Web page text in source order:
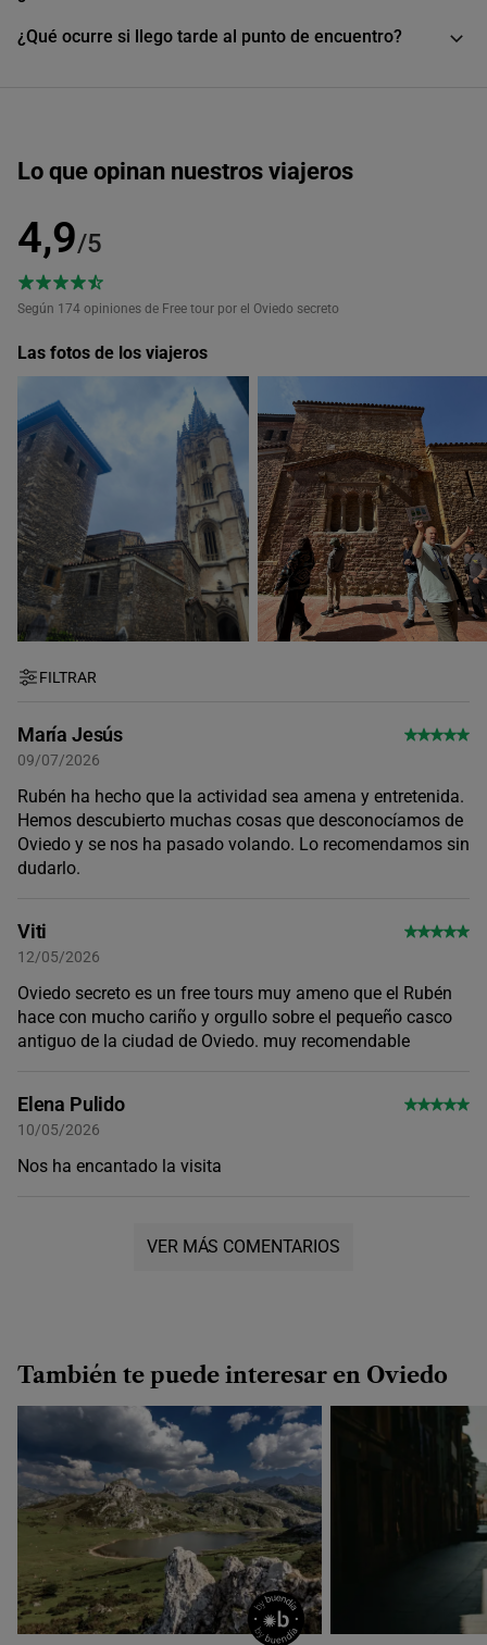
¿Qué ocurre si llego tarde al punto de encuentro?
Lo que opinan nuestros viajeros
4,9/5
Según 174 opiniones de Free tour por el Oviedo secreto
Las fotos de los viajeros
FILTRAR
María Jesús
09/07/2026
Rubén ha hecho que la actividad sea amena y entretenida.
Hemos descubierto muchas cosas que desconocíamos de
Oviedo y se nos ha pasado volando. Lo recomendamos sin
dudarlo.
Viti
12/05/2026
Oviedo secreto es un free tours muy ameno que el Rubén
hace con mucho cariño y orgullo sobre el pequeño casco
antiguo de la ciudad de Oviedo. muy recomendable
Elena Pulido
10/05/2026
Nos ha encantado la visita
VER MÁS COMENTARIOS
También te puede interesar en Oviedo